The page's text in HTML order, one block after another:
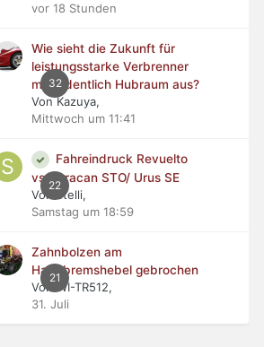
vor 18 Stunden
32
Wie sieht die Zukunft für
leistungsstarke Verbrenner
mit ordentlich Hubraum aus?
Von Kazuya,
Mittwoch um 11:41
22
Fahreindruck Revuelto
vs Huracan STO/ Urus SE
Von stelli,
Samstag um 18:59
21
Zahnbolzen am
Handbremshebel gebrochen
Von WI-TR512,
31. Juli